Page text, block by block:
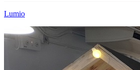
Lumio